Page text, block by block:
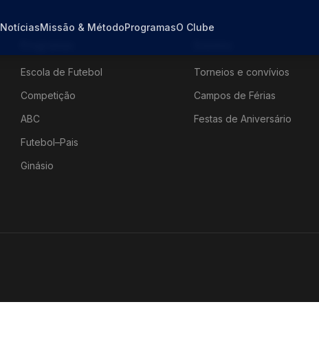
NotíciasMissão & MétodoProgramasO Clube
Escola de Futebol
Competição
ABC
Futebol–Pais
Ginásio
Torneios e convívios
Campos de Férias
Festas de Aniversário